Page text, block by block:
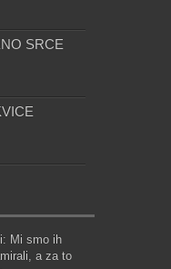
SRCE
Mi smo ih
a za to